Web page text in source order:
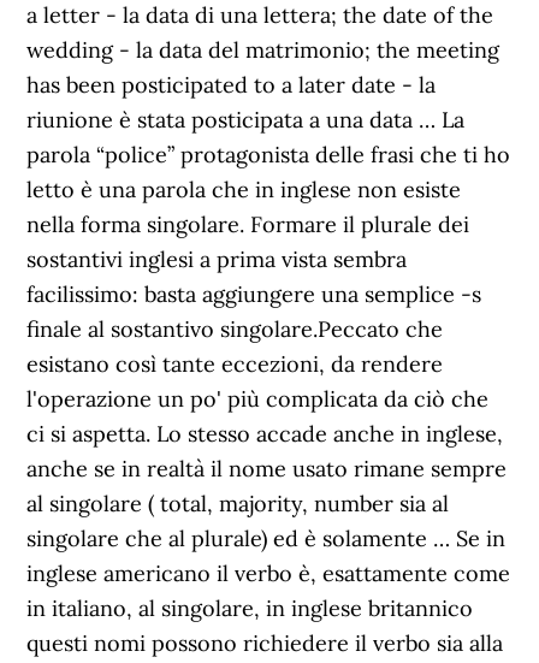
a letter - la data di una lettera; the date of the
wedding - la data del matrimonio; the meeting
has been posticipated to a later date - la
riunione è stata posticipata a una data … La
parola “police” protagonista delle frasi che ti ho
letto è una parola che in inglese non esiste
nella forma singolare. Formare il plurale dei
sostantivi inglesi a prima vista sembra
facilissimo: basta aggiungere una semplice -s
finale al sostantivo singolare.Peccato che
esistano così tante eccezioni, da rendere
l'operazione un po' più complicata da ciò che
ci si aspetta. Lo stesso accade anche in inglese,
anche se in realtà il nome usato rimane sempre
al singolare ( total, majority, number sia al
singolare che al plurale) ed è solamente … Se in
inglese americano il verbo è, esattamente come
in italiano, al singolare, in inglese britannico
questi nomi possono richiedere il verbo sia alla